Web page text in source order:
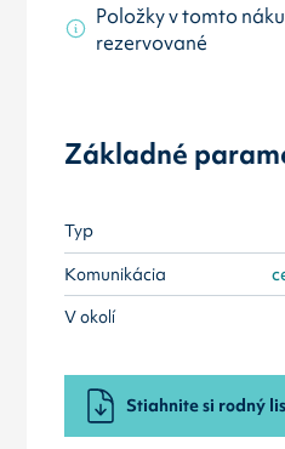
Položky v tomto
rezervované
Základné
Typ
Komunikácia
V okolí
Stiahnite si rodný